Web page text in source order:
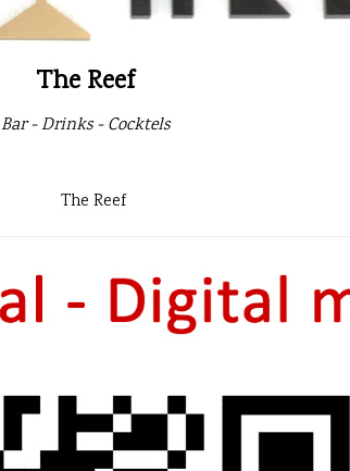
The Reef
Bar - Drinks - Cocktels